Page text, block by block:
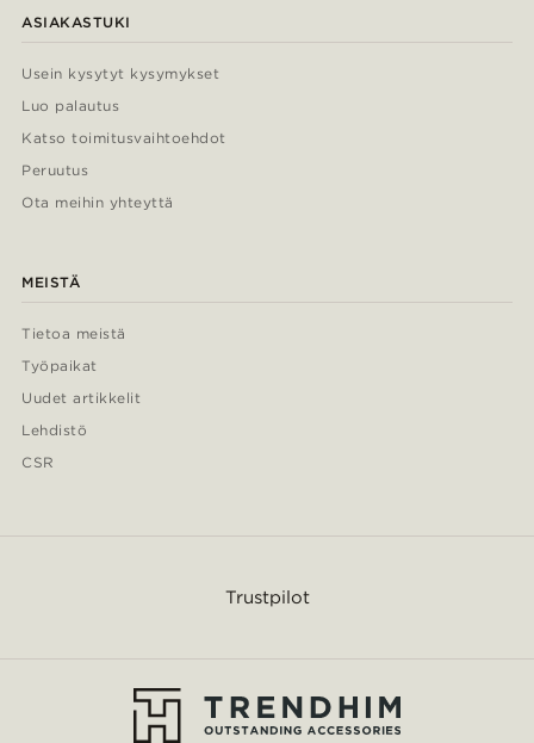
ASIAKASTUKI
Usein kysytyt kysymykset
Luo palautus
Katso toimitusvaihtoehdot
Peruutus
Ota meihin yhteyttä
MEISTÄ
Tietoa meistä
Työpaikat
Uudet artikkelit
Lehdistö
CSR
Trustpilot